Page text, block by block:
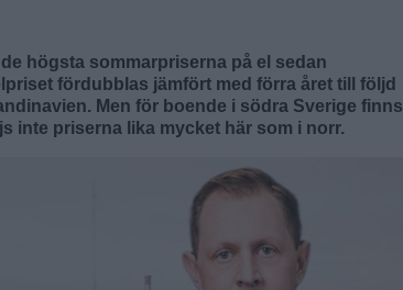
högsta sommarpriserna på el sedan
fördubblas jämfört med förra året till följd
Men för boende i södra Sverige finns
inte priserna lika mycket här som i norr.